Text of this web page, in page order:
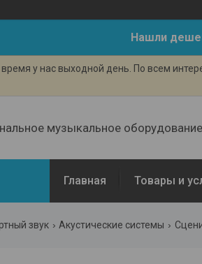
Нашли
у нас выходной день. По всем
музыкальное оборудование
Главная Товары и
звук Акустические системы